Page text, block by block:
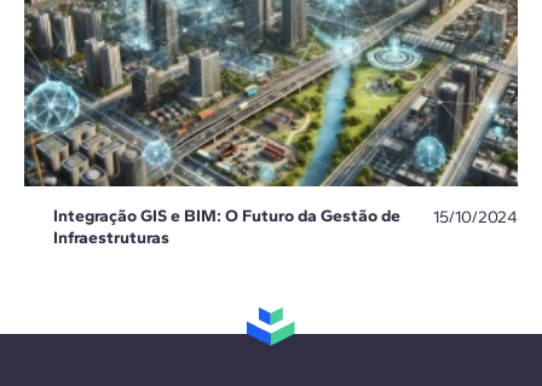
Integração GIS e BIM: O Futuro da Gestão de
Infraestruturas
15/10/2024